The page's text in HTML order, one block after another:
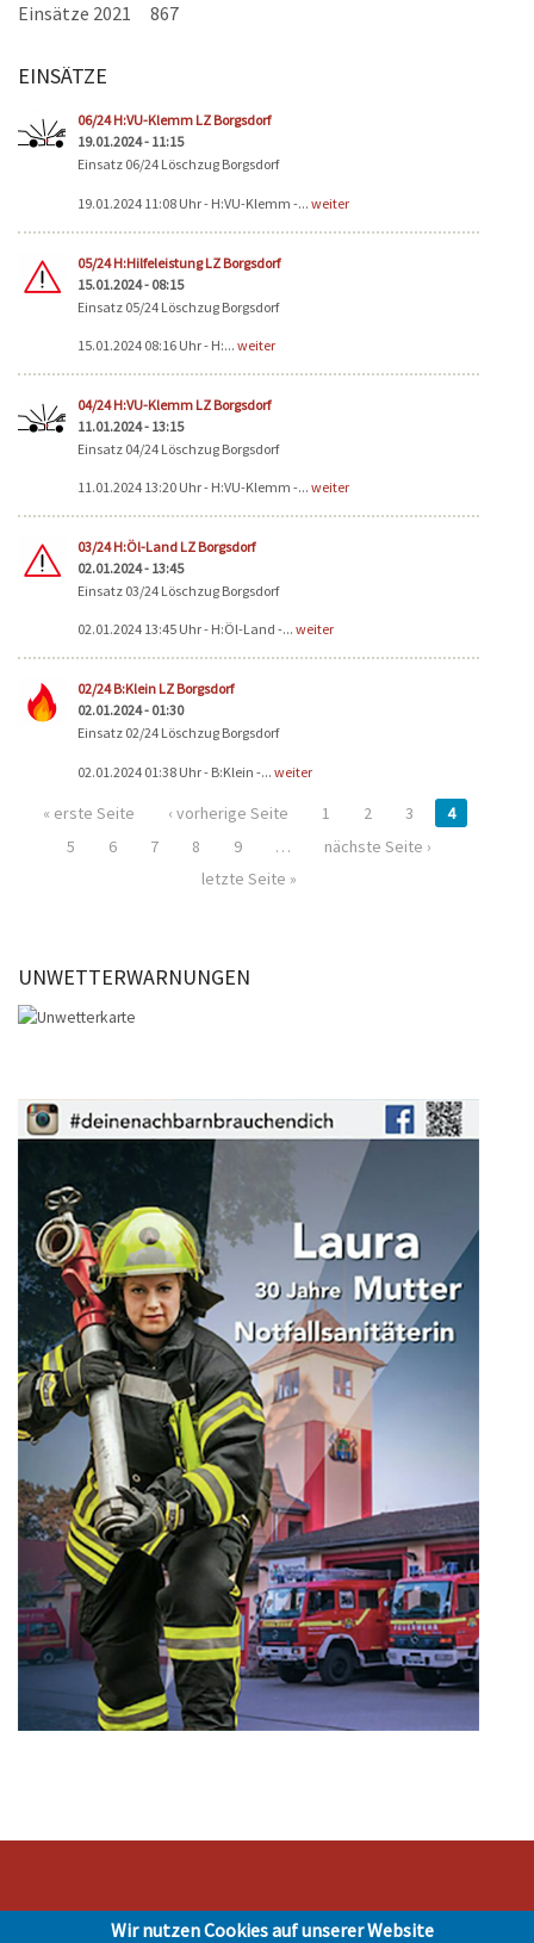
Einsätze 2021 867
EINSÄTZE
06/24 H:VU-Klemm LZ Borgsdorf
19.01.2024 - 11:15
Einsatz 06/24 Löschzug Borgsdorf
19.01.2024 11:08 Uhr - H:VU-Klemm -... weiter
05/24 H:Hilfeleistung LZ Borgsdorf
15.01.2024 - 08:15
Einsatz 05/24 Löschzug Borgsdorf
15.01.2024 08:16 Uhr - H:... weiter
04/24 H:VU-Klemm LZ Borgsdorf
11.01.2024 - 13:15
Einsatz 04/24 Löschzug Borgsdorf
11.01.2024 13:20 Uhr - H:VU-Klemm -... weiter
03/24 H:Öl-Land LZ Borgsdorf
02.01.2024 - 13:45
Einsatz 03/24 Löschzug Borgsdorf
02.01.2024 13:45 Uhr - H:Öl-Land -... weiter
02/24 B:Klein LZ Borgsdorf
02.01.2024 - 01:30
Einsatz 02/24 Löschzug Borgsdorf
02.01.2024 01:38 Uhr - B:Klein -... weiter
Seiten
« erste Seite ‹ vorherige Seite 1 2 3
4
5
6 7 8 9 …
nächste Seite ›
letzte Seite »
UNWETTERWARNUNGEN
Stadt Hohen Neuendorf • Oranienburger Str. 2 • 16540 Hohen Neuendorf •
Wir nutzen Cookies auf unserer Website